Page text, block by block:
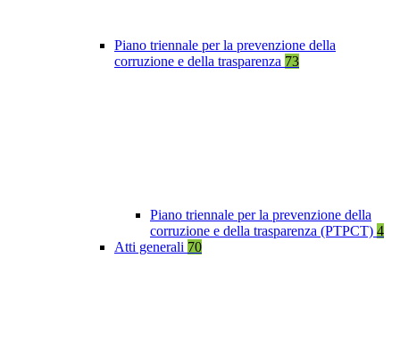
Piano triennale per la prevenzione della
corruzione e della trasparenza 73
Piano triennale per la prevenzione della
corruzione e della trasparenza (PTPCT) 4
Atti generali 70